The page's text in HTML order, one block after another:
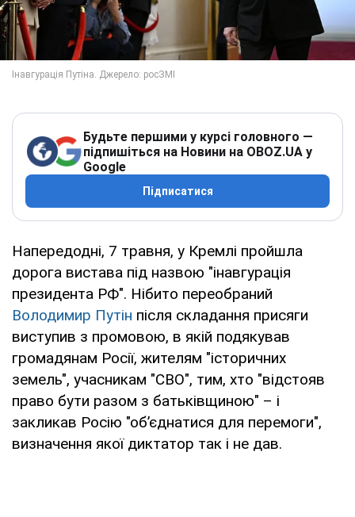
Будьте першими у курсі головного —
підпишіться на Новини на OBOZ.UA у
Google
Підписатися
Напередодні, 7 травня, у Кремлі пройшла
дорога вистава під назвою "інавгурація
президента РФ". Нібито переобраний
Володимир Путін після складання присяги
виступив з промовою, в якій подякував
громадянам Росії, жителям "історичних
земель", учасникам "СВО", тим, хто "відстояв
право бути разом з батьківщиною" – і
закликав Росію "об’єднатися для перемоги",
визначення якої диктатор так і не дав.